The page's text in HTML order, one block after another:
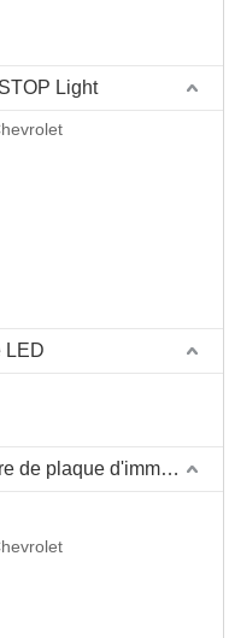
Light
LED
LED lumière de plaque d'immatriculation